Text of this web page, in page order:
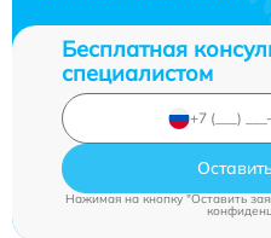
Бесплатная
специалистом
Нажимая на кнопку "Оставить